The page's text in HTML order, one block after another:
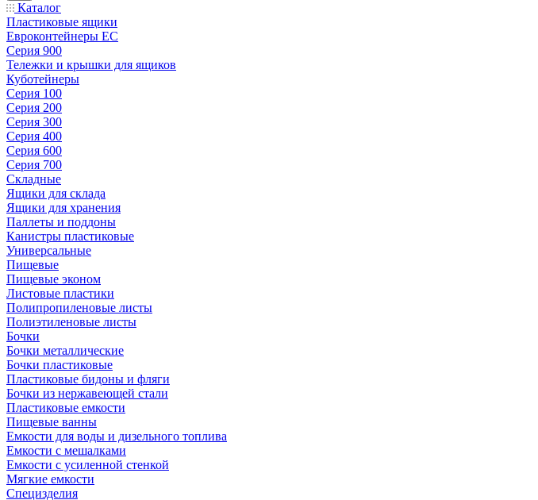
Каталог
Пластиковые ящики
Евроконтейнеры ЕС
Серия 900
Тележки и крышки для ящиков
Куботейнеры
Серия 100
Серия 200
Серия 300
Серия 400
Серия 600
Серия 700
Складные
Ящики для склада
Ящики для хранения
Паллеты и поддоны
Канистры пластиковые
Универсальные
Пищевые
Пищевые эконом
Листовые пластики
Полипропиленовые листы
Полиэтиленовые листы
Бочки
Бочки металлические
Бочки пластиковые
Пластиковые бидоны и фляги
Бочки из нержавеющей стали
Пластиковые емкости
Пищевые ванны
Емкости для воды и дизельного топлива
Емкости с мешалками
Емкости с усиленной стенкой
Мягкие емкости
Специзделия